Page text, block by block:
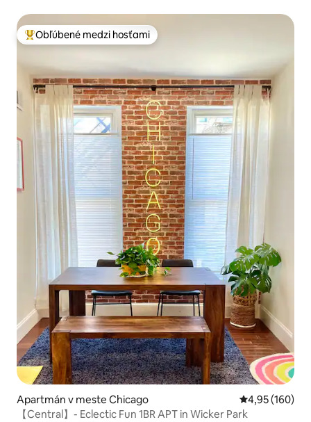
Najobľúbenejšie medzi hosťami
Obľúbené medzi hosťami
Apartmán v meste Chicago Priemerné
4,95 (160)
【Central】- Eclectic Fun 1BR APT in Wicker Park